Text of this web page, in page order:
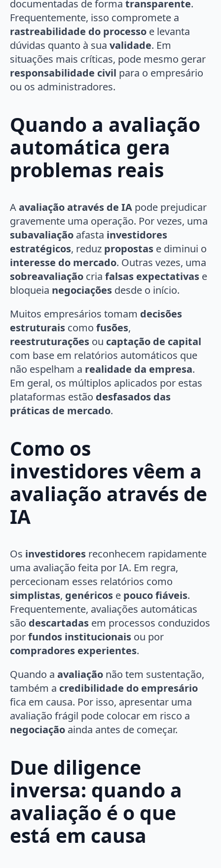
documentadas de forma transparente.
Frequentemente, isso compromete a
rastreabilidade do processo e levanta
dúvidas quanto à sua validade. Em
situações mais críticas, pode mesmo gerar
responsabilidade civil para o empresário
ou os administradores.
Quando a avaliação
automática gera
problemas reais
Aavaliação através de IA pode prejudicar
gravemente uma operação. Por vezes, uma
subavaliação afasta investidores
estratégicos, reduz propostas e diminui o
interesse do mercado. Outras vezes, uma
sobreavaliação cria falsas expectativas e
bloqueia negociações desde o início.
Muitos empresários tomam decisões
estruturais como fusões,
reestruturações ou captação de capital
com base em relatórios automáticos que
não espelham a realidade da empresa.
Em geral, os múltiplos aplicados por estas
plataformas estão desfasados das
práticas de mercado.
Como os
investidores vêem a
avaliação através de
IA
Os investidores reconhecem rapidamente
uma avaliação feita por IA. Em regra,
percecionam esses relatórios como
simplistas, genéricos e pouco fiáveis.
Frequentemente, avaliações automáticas
são descartadas em processos conduzidos
porfundos institucionais ou por
compradores experientes.
Quando a avaliação não tem sustentação,
também a credibilidade do empresário
fica em causa. Por isso, apresentar uma
avaliação frágil pode colocar em risco a
negociação ainda antes de começar.
Due diligence
inversa: quando a
avaliação é o que
está em causa